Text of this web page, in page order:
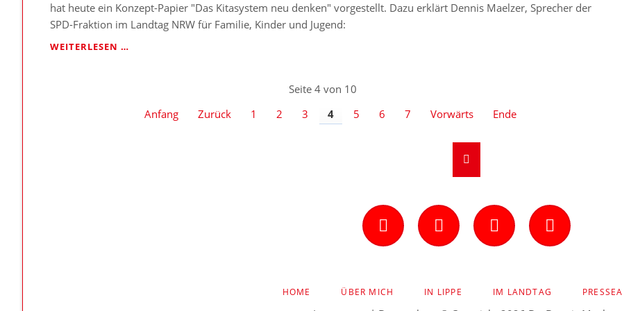
SCHWARZ-
GRÜN
OHNE
hat heute ein Konzept-Papier "Das Kitasystem neu denken" vorgestellt. Dazu erklärt Dennis Maelzer, Sprecher der
SPD-Fraktion im Landtag NRW für Familie, Kinder und Jugend:
WEITERLESEN …
DENKEN
Seite 4 von 10
Anfang
Zurück 1 2 3 4 5 6 7 Vorwärts Ende
ÜBERSPRINGEN
HOME ÜBER MICH IN LIPPE IM LANDTAG